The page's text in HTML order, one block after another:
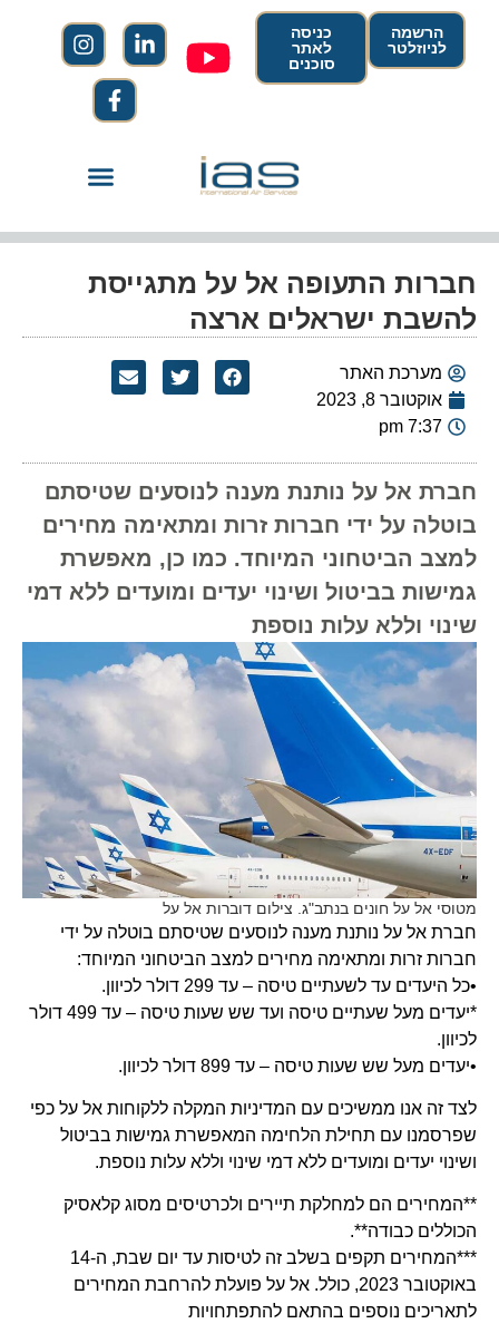
הרשמה
לניוזלטר
כניסה
לאתר
סוכנים
חברות התעופה אל על מתגייסת
להשבת ישראלים ארצה
מערכת האתר
אוקטובר 8, 2023
7:37 pm
חברת אל על נותנת מענה לנוסעים שטיסתם
בוטלה על ידי חברות זרות ומתאימה מחירים
למצב הביטחוני המיוחד. כמו כן, מאפשרת
גמישות בביטול ושינוי יעדים ומועדים ללא דמי
שינוי וללא עלות נוספת
מטוסי אל על חונים בנתב"ג. צילום דוברות אל על
חברת אל על נותנת מענה לנוסעים שטיסתם בוטלה על ידי
חברות זרות ומתאימה מחירים למצב הביטחוני המיוחד:
•כל היעדים עד לשעתיים טיסה – עד 299 דולר לכיוון.
*יעדים מעל שעתיים טיסה ועד שש שעות טיסה – עד 499 דולר
לכיוון.
•יעדים מעל שש שעות טיסה – עד 899 דולר לכיוון.
לצד זה אנו ממשיכים עם המדיניות המקלה ללקוחות אל על כפי
שפרסמנו עם תחילת הלחימה המאפשרת גמישות בביטול
ושינוי יעדים ומועדים ללא דמי שינוי וללא עלות נוספת.
**המחירים הם למחלקת תיירים ולכרטיסים מסוג קלאסיק
הכוללים כבודה**.
***המחירים תקפים בשלב זה לטיסות עד יום שבת, ה-14
באוקטובר 2023, כולל. אל על פועלת להרחבת המחירים
לתאריכים נוספים בהתאם להתפתחויות